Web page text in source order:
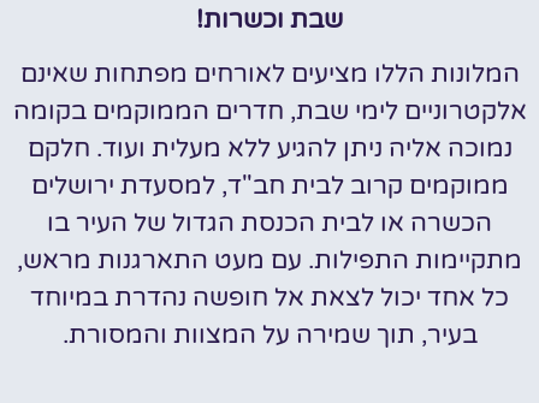
שבת וכשרות!
המלונות הללו מציעים לאורחים מפתחות שאינם
אלקטרוניים לימי שבת, חדרים הממוקמים בקומה
נמוכה אליה ניתן להגיע ללא מעלית ועוד. חלקם
ממוקמים קרוב לבית חב"ד, למסעדת ירושלים
הכשרה או לבית הכנסת הגדול של העיר בו
מתקיימות התפילות. עם מעט התארגנות מראש,
כל אחד יכול לצאת אל חופשה נהדרת במיוחד
בעיר, תוך שמירה על המצוות והמסורת.